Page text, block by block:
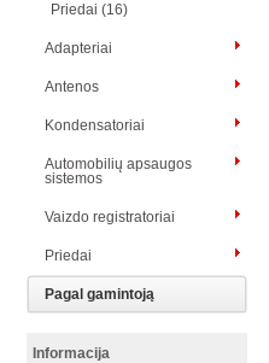
Priedai (16)
Adapteriai
Antenos
Kondensatoriai
Automobilių apsaugos
sistemos
Vaizdo registratoriai
Priedai
Pagal gamintoją
Informacija